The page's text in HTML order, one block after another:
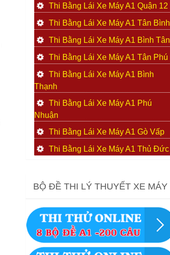
Thi Bằng Lái Xe Máy A1 Quận 12
Thi Bằng Lái Xe Máy A1 Tân Bình
Thi Bằng Lái Xe Máy A1 Bình Tân
Thi Bằng Lái Xe Máy A1 Tân Phú
Thi Bằng Lái Xe Máy A1 Bình
Thạnh
Thi Bằng Lái Xe Máy A1 Phú
Nhuận
Thi Bằng Lái Xe Máy A1 Gò Vấp
Thi Bằng Lái Xe Máy A1 Thủ Đức
BỘ ĐỀ THI LÝ THUYẾT XE MÁY